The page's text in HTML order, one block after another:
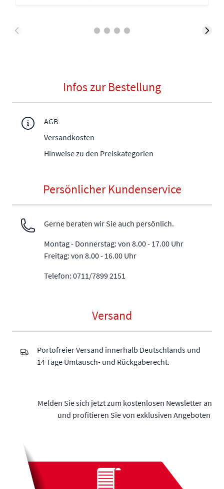
Infos zur Bestellung
AGB
Versandkosten
Hinweise zu den Preiskategorien
Persönlicher Kundenservice
Gerne beraten wir Sie auch persönlich.
Montag - Donnerstag: von 8.00 - 17.00 Uhr
Freitag: von 8.00 - 16.00 Uhr
Telefon: 0711/7899 2151
Versand
Portofreier Versand innerhalb Deutschlands und
14 Tage Umtausch- und Rückgaberecht.
Melden Sie sich jetzt zum kostenlosen Newsletter an
und profitieren Sie von exklusiven Angeboten